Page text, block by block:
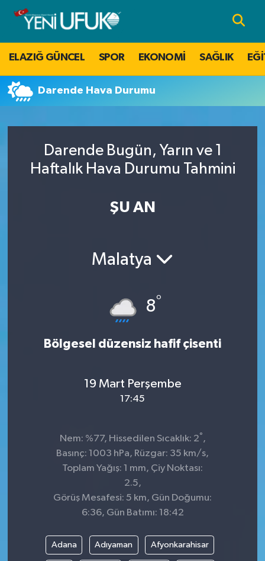
ELAZIĞ GÜNCEL SPOR EKONOMİ SAĞLIK
Darende Hava Durumu
Darende Bugün, Yarın ve 1
Haftalık Hava Durumu Tahmini
ŞU AN
Malatya
8°
Bölgesel düzensiz hafif çisenti
19 Mart Perşembe
17:45
Nem: %77, Hissedilen Sıcaklık: 2° ,
Basınç: 1003 hPa, Rüzgar: 35 km/s,
Toplam Yağış: 1 mm, Çiy Noktası:
2.5,
Görüş Mesafesi: 5 km, Gün Doğumu:
6:36, Gün Batımı: 18:42
Adana Adıyaman Afyonkarahisar
Nöbetçi Eczaneler
Hava Durumu
Namaz Vakitleri
Süper Lig Puan Durumu ve Fikstür